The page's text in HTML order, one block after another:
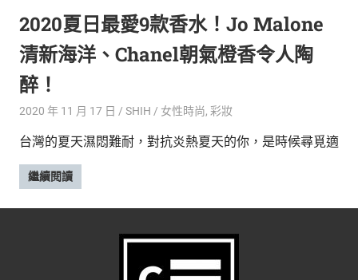
2020夏日最愛9款香水！Jo Malone
清新海洋、Chanel朝氣橙香令人陶
醉！
2020 年 11 月 17 日 SHIH 女性時尚, 彩妝
台灣的夏天濕悶難耐，對抗炎熱夏天的你，是時候尋覓適
繼續閱讀